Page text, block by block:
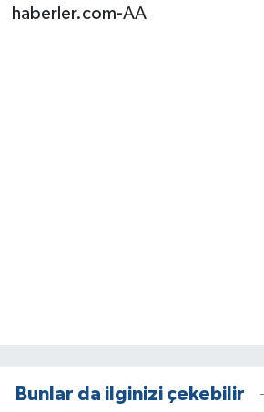
haberler.com-AA
Bunlar da ilginizi çekebilir